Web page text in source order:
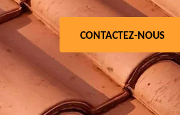
CONTACTEZ-NOUS